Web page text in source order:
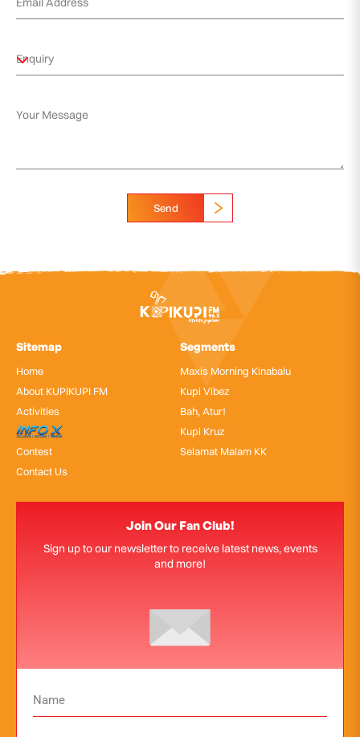
Send
Sitemap
Home
About KUPIKUPI FM
Activities
InfoX
Contest
Contact Us
Segments
Maxis Morning Kinabalu
Kupi Vibez
Bah, Atur!
Kupi Kruz
Selamat Malam KK
Join Our Fan Club!
Sign up to our newsletter to receive latest news, events
and more!